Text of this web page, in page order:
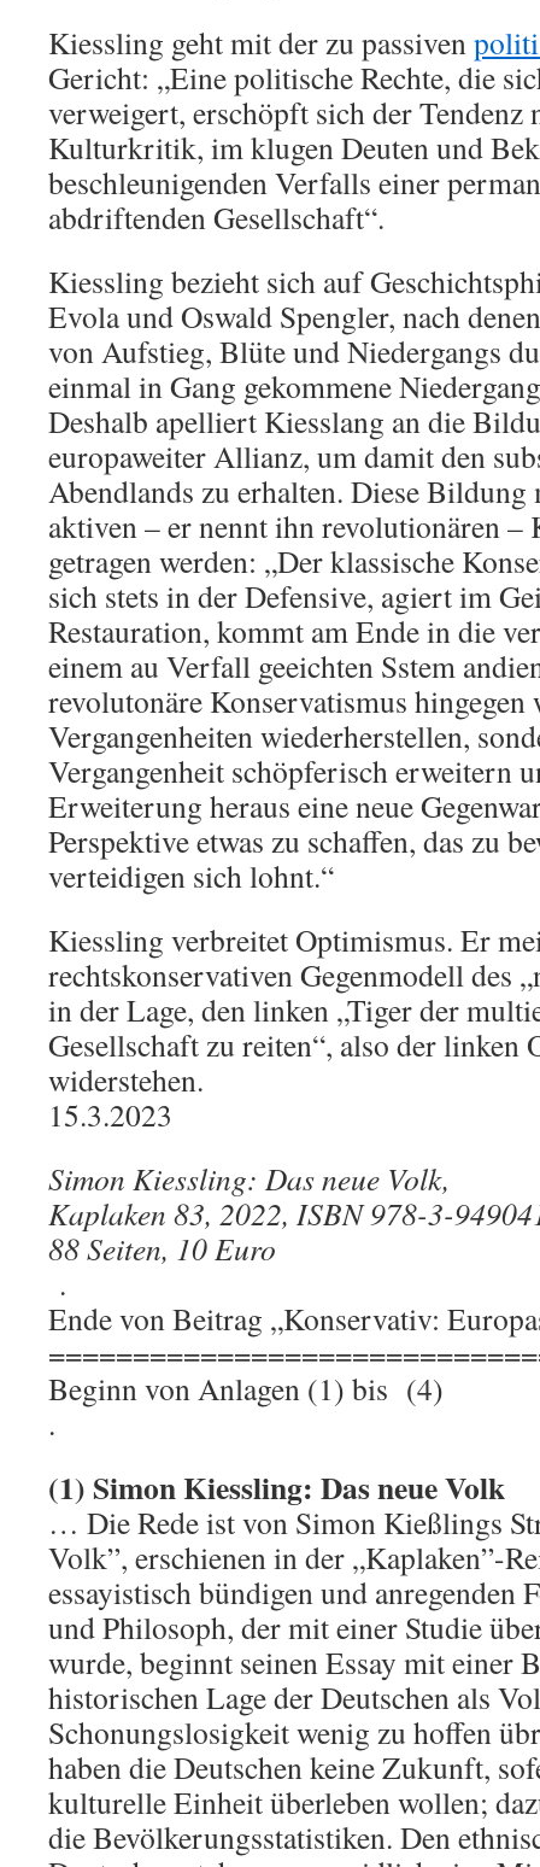
Kiessling geht mit der zu passiven
Gericht: „Eine politische Rechte, die
verweigert, erschöpft sich der Tendenz
Kulturkritik, im klugen Deuten und
beschleunigenden Verfalls einer
abdriftenden Gesellschaft“.
Kiessling bezieht sich auf
Evola und Oswald Spengler, nach
von Aufstieg, Blüte und Niedergangs
einmal in Gang gekommene
Deshalb apelliert Kiesslang an die
europaweiter Allianz, um damit den
Abendlands zu erhalten. Diese Bildung
aktiven – er nennt ihn revolutionären –
getragen werden: „Der klassische
sich stets in der Defensive, agiert im
Restauration, kommt am Ende in die
einem au Verfall geeichten Sstem
revolutonäre Konservatismus
Vergangenheiten wiederherstellen,
Vergangenheit schöpferisch erweitern
Erweiterung heraus eine neue
Perspektive etwas zu schaffen, das zu
verteidigen sich lohnt.“
Kiessling verbreitet Optimismus. Er
rechtskonservativen Gegenmodell des
in der Lage, den linken „Tiger der
Gesellschaft zu reiten“, also der linken
widerstehen.
15.3.2023
Simon Kiessling: Das neue Volk,
Kaplaken 83, 2022, ISBN 978-3-
88 Seiten, 10 Euro
.
Ende von Beitrag „Konservativ:
Beginn von Anlagen (1) bis (4)
.
(1) Simon Kiessling: Das neue Volk
… Die Rede ist von Simon Kießlings
Volk”, erschienen in der „Kaplaken”-
essayistisch bündigen und
und Philosoph, der mit einer Studie
wurde, beginnt seinen Essay mit einer
historischen Lage der Deutschen als
Schonungslosigkeit wenig zu hoffen
haben die Deutschen keine Zukunft,
kulturelle Einheit überleben wollen;
die Bevölkerungsstatistiken. Den